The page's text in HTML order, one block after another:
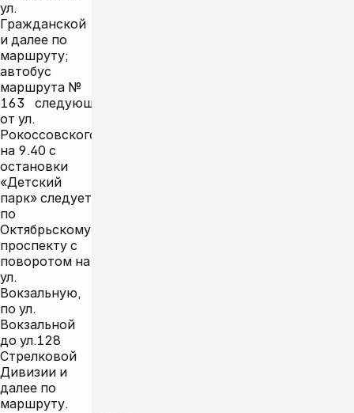
ул.
Гражданской
и далее по
маршруту;
автобус
маршрута №
163 следующий
от ул.
Рокоссовского
на 9.40 с
остановки
«Детский
парк» следует
по
Октябрьскому
проспекту с
поворотом на
ул.
Вокзальную,
по ул.
Вокзальной
до ул.128
Стрелковой
Дивизии и
далее по
маршруту.